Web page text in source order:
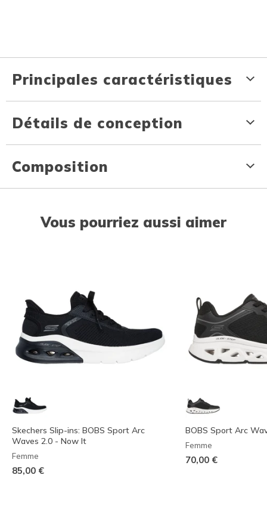
Principales caractéristiques
Détails de conception
Composition
Vous pourriez aussi aimer
Skechers Slip-ins: BOBS Sport Arc
Waves 2.0 - Now It
Femme
85,00 €
BOBS Sport Arc
Femme
70,00 €